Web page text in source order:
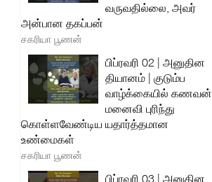
வருவதில்லை, அவர்
அன்பான தகப்பன்
சகரியா பூணன்
பிப்ரவரி 02 | அனுதின
தியானம் | குடும்ப
வாழ்க்கையில் கணவன்
மனைவி புரிந்து
கொள்ளவேண்டிய யதார்த்தமான
உண்மைகள்
சகரியா பூணன்
பிப்ரவரி 03 | அனுதின